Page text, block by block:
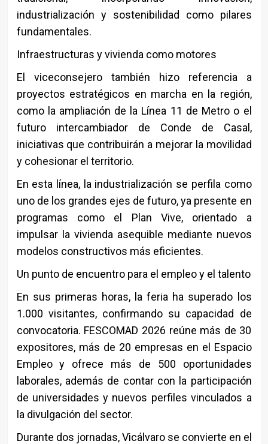
industrialización y sostenibilidad como pilares
fundamentales.
Infraestructuras y vivienda como motores
El viceconsejero también hizo referencia a
proyectos estratégicos en marcha en la región,
como la ampliación de la Línea 11 de Metro o el
futuro intercambiador de Conde de Casal,
iniciativas que contribuirán a mejorar la movilidad
y cohesionar el territorio.
En esta línea, la industrialización se perfila como
uno de los grandes ejes de futuro, ya presente en
programas como el Plan Vive, orientado a
impulsar la vivienda asequible mediante nuevos
modelos constructivos más eficientes.
Un punto de encuentro para el empleo y el talento
En sus primeras horas, la feria ha superado los
1.000 visitantes, confirmando su capacidad de
convocatoria. FESCOMAD 2026 reúne más de 30
expositores, más de 20 empresas en el Espacio
Empleo y ofrece más de 500 oportunidades
laborales, además de contar con la participación
de universidades y nuevos perfiles vinculados a
la divulgación del sector.
Durante dos jornadas, Vicálvaro se convierte en el